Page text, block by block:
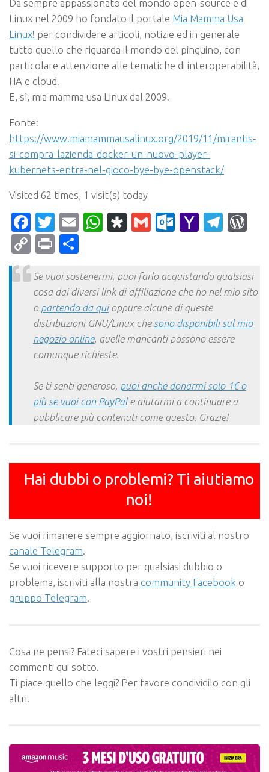
Da sempre appassionato del mondo open-source e di
Linux nel 2009 ho fondato il portale Mia Mamma Usa
Linux! per condividere articoli, notizie ed in generale
tutto quello che riguarda il mondo del pinguino, con
particolare attenzione alle tematiche di interoperabilità,
HA e cloud.
E, sì, mia mamma usa Linux dal 2009.
Fonte:
https://www.miamammausalinux.org/2019/11/mirantis-
si-compra-lazienda-docker-un-nuovo-player-
kubernets-entra-nel-gioco-bye-bye-openstack/
Visited 62 times, 1 visit(s) today
Facebook
Twitter
EmailWhatsApp
Diaspora
Gmail Yahoo
CopyPrint
Se vuoi sostenermi, puoi farlo acquistando qualsiasi
cosa dai diversi link di affiliazione che ho nel mio sito
o partendo da quioppure alcune di queste
distribuzioni GNU/Linux che sono disponibili sul mio
negozio online, quelle mancanti possono essere
comunque richieste.
Se ti senti generoso, puoi anche donarmi solo 1€ o
più se vuoi con PayPale aiutarmi a continuare a
pubblicare più contenuti come questo. Grazie!
Hai dubbi o problemi? Ti aiutiamo
noi!
Se vuoi rimanere sempre aggiornato, iscriviti al nostro
canale Telegram.
Se vuoi ricevere supporto per qualsiasi dubbio o
problema, iscriviti alla nostra community Facebook o
gruppo Telegram.
Cosa ne pensi? Fateci sapere i vostri pensieri nei
commenti qui sotto.
Ti piace quello che leggi? Per favore condividilo con gli
altri.